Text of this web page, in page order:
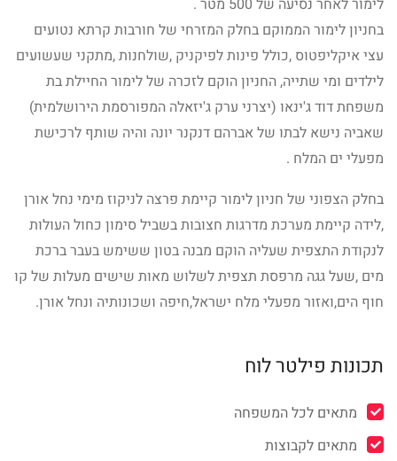
לימור לאחר נסיעה של 500 מטר .
בחניון לימור הממוקם בחלק המזרחי של חורבות קרתא נטועים
עצי איקליפטוס ,כולל פינות לפיקניק ,שולחנות ,מתקני שעשועים
לילדים ומי שתייה, החניון הוקם לזכרה של לימור החיילת בת
משפחת דוד ג'ינאו (יצרני ערק ג'יזאלה המפורסמת הירושלמית)
שאביה נישא לבתו של אברהם דנקנר יונה והיה שותף לרכישת
מפעלי ים המלח .
בחלק הצפוני של חניון לימור קיימת פרצה לניקוז מימי נחל אורן
,לידה קיימת מערכת מדרגות חצובות בשביל סימון כחול העולות
לנקודת התצפית שעליה הוקם מבנה בטון ששימש בעבר ברכת
מים ,שעל גגה מרפסת תצפית לשלוש מאות שישים מעלות של קו
חוף הים,ואזור מפעלי מלח ישראל,חיפה ושכונותיה ונחל אורן.
תכונות פילטר לוח
מתאים לכל המשפחה
מתאים לקבוצות